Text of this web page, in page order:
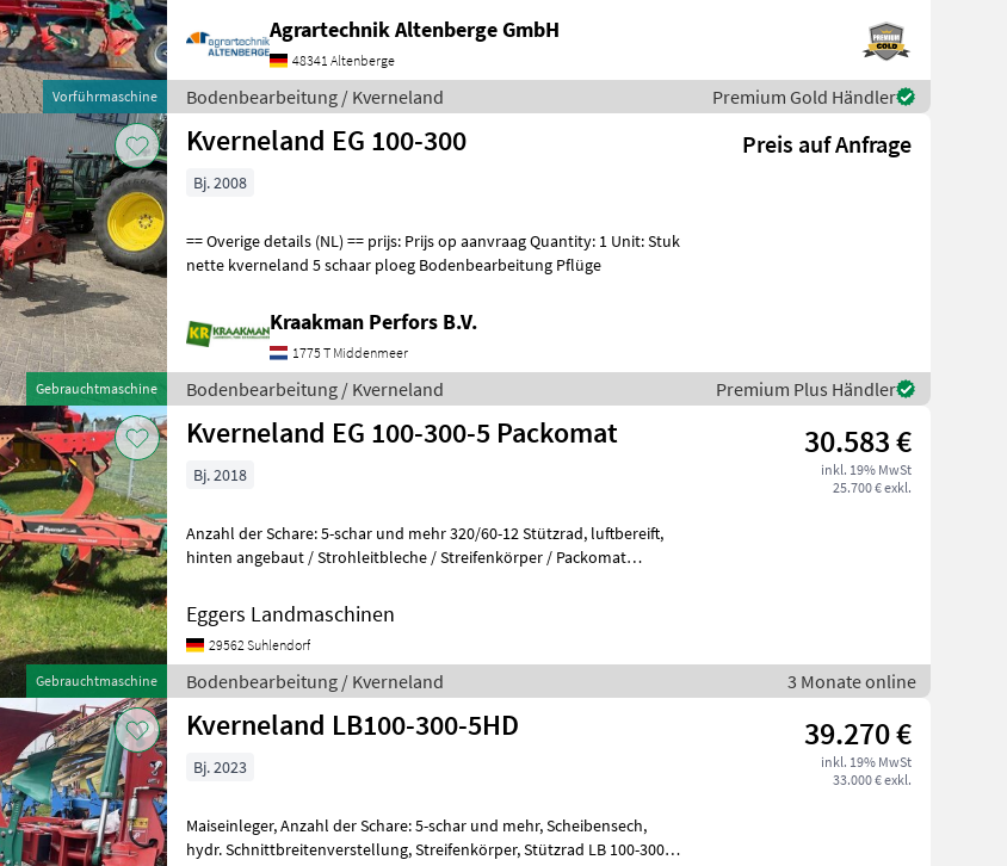
Vorführmaschine
Agrartechnik Altenberge GmbH
48341 Altenberge
Bodenbearbeitung / Kverneland Premium Gold Händler
Gebrauchtmaschine
Kverneland EG 100-300 Preis auf Anfrage
Bj. 2008
== Overige details (NL) == prijs: Prijs op aanvraag Quantity: 1 Unit: Stuk
nette kverneland 5 schaar ploeg Bodenbearbeitung Pflüge
Kraakman Perfors B.V.
1775 T Middenmeer
Bodenbearbeitung / Kverneland Premium Plus Händler
Gebrauchtmaschine
Kverneland EG 100-300-5 Packomat 30.583 €
inkl. 19% MwSt
25.700 € exkl.
Bj. 2018
Anzahl der Schare: 5-schar und mehr 320/60-12 Stützrad, luftbereift,
hinten angebaut / Strohleitbleche / Streifenkörper / Packomat
Eggers Landmaschinen
29562 Suhlendorf
Bodenbearbeitung / Kverneland 3 Monate online
Kverneland LB100-300-5HD 39.270 €
inkl. 19% MwSt
33.000 € exkl.
Bj. 2023
Maiseinleger, Anzahl der Schare: 5-schar und mehr, Scheibensech,
hydr. Schnittbreitenverstellung, Streifenkörper, Stützrad LB 100-300-5